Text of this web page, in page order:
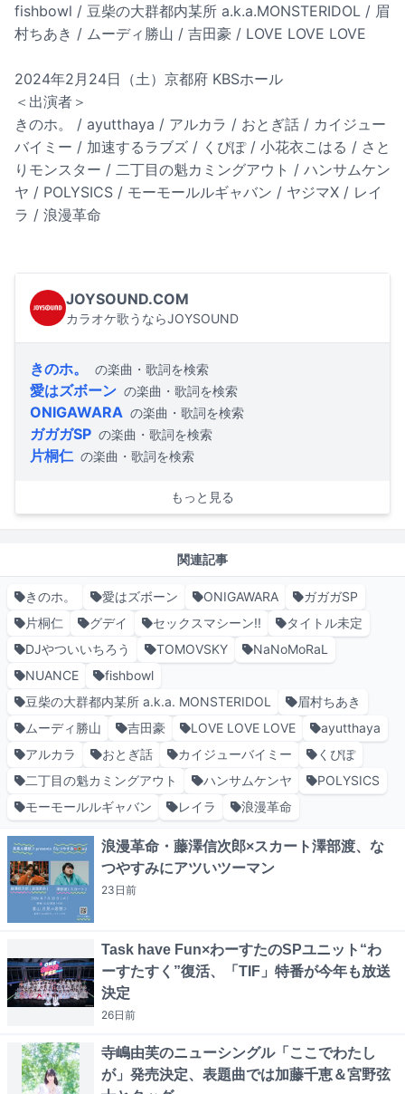
fishbowl / 豆柴の大群都内某所 a.k.a.MONSTERIDOL / 眉
村ちあき / ムーディ勝山 / 吉田豪 / LOVE LOVE LOVE
2024年2月24日（土）京都府 KBSホール
＜出演者＞
きのホ。 / ayutthaya / アルカラ / おとぎ話 / カイジュー
バイミー / 加速するラブズ / くぴぽ / 小花衣こはる / さと
りモンスター / 二丁目の魁カミングアウト / ハンサムケン
ヤ / POLYSICS / モーモールルギャバン / ヤジマX / レイ
ラ / 浪漫革命
JOYSOUND.COM
カラオケ歌うならJOYSOUND
きのホ。 の楽曲・歌詞を検索
愛はズボーン の楽曲・歌詞を検索
ONIGAWARA の楽曲・歌詞を検索
ガガガSP の楽曲・歌詞を検索
片桐仁 の楽曲・歌詞を検索
もっと見る
関連記事
きのホ。 愛はズボーン ONIGAWARA
ガガガSP
片桐仁
グデイ セックスマシーン!!
タイトル未定
DJやついいちろう
TOMOVSKY
NaNoMoRaL
NUANCE
fishbowl
豆柴の大群都内某所 a.k.a. MONSTERIDOL
眉村ちあき
ムーディ勝山
吉田豪 LOVE LOVE LOVE
ayutthaya
アルカラ
おとぎ話 カイジューバイミー
くぴぽ
二丁目の魁カミングアウト
ハンサムケンヤ
POLYSICS
モーモールルギャバン
レイラ 浪漫革命
浪漫革命・藤澤信次郎×スカート澤部渡、な
つやすみにアツいツーマン
23日前
Task have Fun×わーすたのSPユニット“わ
ーすたすく”復活、「TIF」特番が今年も放送
決定
26日前
寺嶋由芙のニューシングル「ここでわたし
が」発売決定、表題曲では加藤千恵＆宮野弦